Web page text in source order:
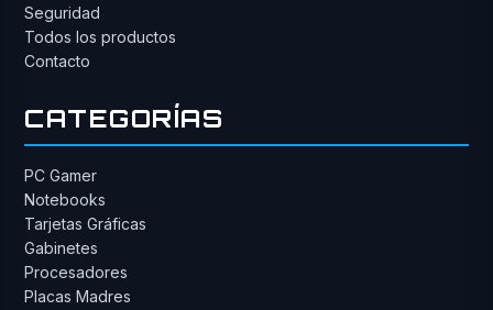
Seguridad
Todos los productos
Contacto
CATEGORÍAS
PC Gamer
Notebooks
Tarjetas Gráficas
Gabinetes
Procesadores
Placas Madres